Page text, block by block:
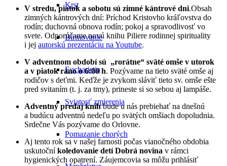
Krst
Birmovanie
Eucharistia
Sviatosť zmierenia
Pomazanie chorých
V stredu, piatok a sobotu sú zimné kántrové dni.Obsah
zimných kántrových dní: Príchod Kristovho kráľovstva do
rodín; duchovná obnova rodín; pokoj a spravodlivosť vo
svete. Odporúčame novú knihu Piliere rodinnej spirituality
i jej autorskú prezentáciu na Youtube.
V adventnom období sú „rorátne“ sväté omše v utorok
a v piatok ráno o 6:00 h. Pozývame na tieto sväté omše aj
rodičov s deťmi. Keďže je zvykom sláviť tieto sv. omše ešte
pred svitaním (t. j. za tmy), prineste si so sebou aj lampáše.
Adventný predaj kníhbude u nás prebiehať na dnešnú
a budúcu adventnú nedeľu po svätých omšiach dopoludnia.
Srdečne Vás pozývame do Orlovne.
Aj tento rok sa v našej farnosti počas vianočného obdobia
uskutočníkoledovanie detí Dobrá novina v rámci
hygienických opatrení. Záujemcovia sa môžu prihlásiť